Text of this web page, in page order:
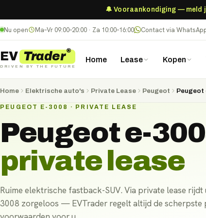
🔔 Vooraankondiging — meld
Nu open Ma–Vr 09:00–20:00 · Za 10:00–16:00 Contact via
EV Trader®
DRIVEN BY THE FUTURE
Home Lease Kopen
Home Elektrische auto's Private Lease Peugeot Peugeot
PEUGEOT E-3008 · PRIVATE LEASE
Peugeot e-
private lease
Ruime elektrische fastback-SUV. Via private lease rijdt
3008 zorgeloos — EVTrader regelt altijd de scherpste